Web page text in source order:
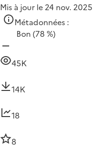
Mis à jour le 24 nov. 2025
Métadonnées :
Bon (78 %)
45K
14K
18
8